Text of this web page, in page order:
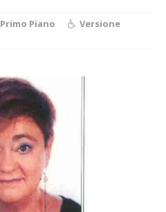
Primo Piano
Versione